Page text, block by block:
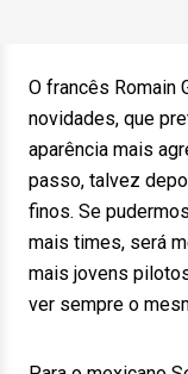
O francês Romain
novidades, que
aparência mais
passo, talvez
finos. Se
mais times, será
mais jovens
ver sempre o